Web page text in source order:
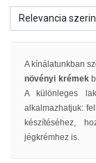
Relevancia
A kínálatunkban
növényi krémek
A különleges
alkalmazhatjuk:
készítéséhez,
jégkrémhez is.